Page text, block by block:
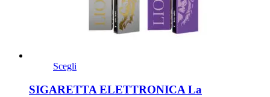
Scegli
SIGARETTA ELETTRONICA La